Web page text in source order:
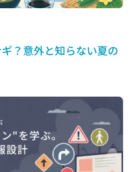
？意外と知らない夏の